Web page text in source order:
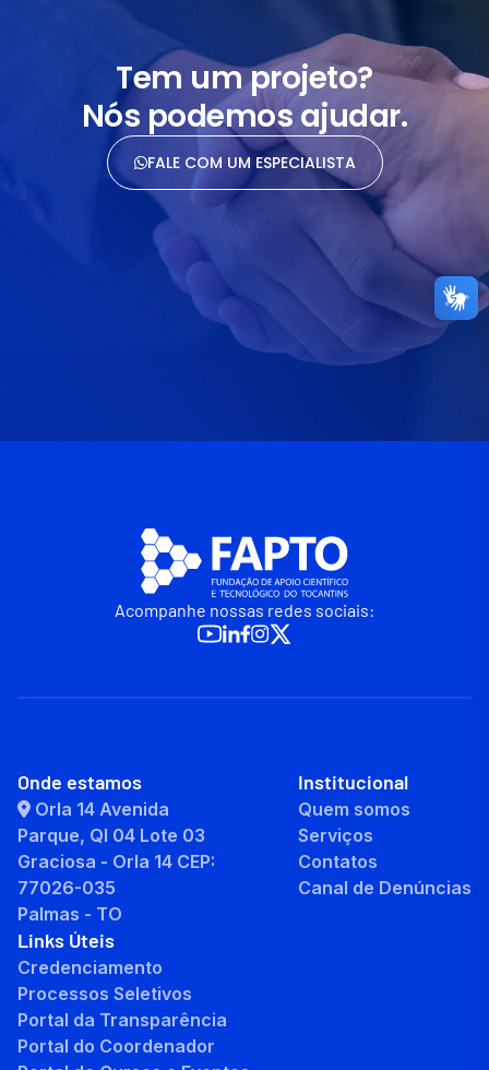
Tem um projeto?
Nós podemos ajudar.
FALE COM UM ESPECIALISTA
Acompanhe nossas redes sociais:
Onde estamos
Orla 14 Avenida
Parque, QI 04 Lote 03
Graciosa - Orla 14 CEP:
77026-035
Palmas - TO
Institucional
Quem somos
Serviços
Contatos
Canal de Denúncias
Links Úteis
Credenciamento
Processos Seletivos
Portal da Transparência
Portal do Coordenador